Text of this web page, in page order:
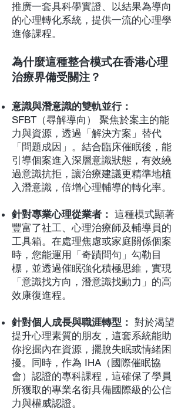
推廣一套具科學實證、以結果為導向
的心理轉化系統，提供一流的心理學
進修課程。
為什麼這種整合模式在香港心理
治療界備受關注？
意識與潛意識的雙軌並行：
SFBT（尋解導向） 聚焦於案主的能
力與資源，透過「解決方案」替代
「問題成因」。結合臨床催眠後，能
引導個案進入深層意識狀態，有效繞
過意識抗拒，讓治療建議更精準地植
入潛意識，倍增心理輔導的轉化率。
針對專業心理從業者： 這種模式顯著
豐富了社工、心理治療師及輔導員的
工具箱。在處理焦慮或家庭關係個案
時，您能運用「奇蹟問句」勾勒目
標，並透過催眠強化積極思維，實現
「意識找方向，潛意識找動力」的高
效康復進程。
針對個人成長與職涯轉型： 對於渴望
提升心理素質的朋友，這套系統能助
你挖掘內在資源，擺脫失眠或情緒困
擾。同時，作為 IHA（國際催眠協
會）認證的專科課程，這確保了學員
所獲取的專業名銜具備國際級的公信
力與權威認證。